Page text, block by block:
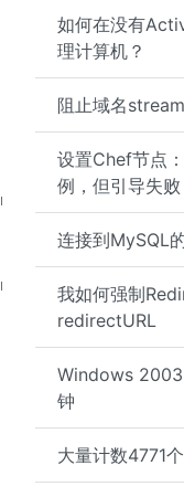
如何在没有
理计算机？
阻止域名
设置Chef节点
例，但引导失败
连接到MySQL
我如何强制
redirectURL
Windows
钟
大量计数4771
sy id 1 0 0
sy id 1 0 0